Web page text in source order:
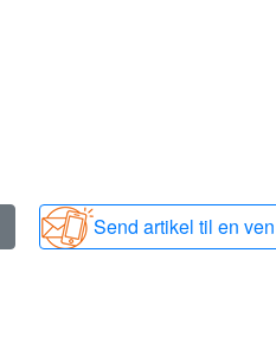
Send artikel til en ven